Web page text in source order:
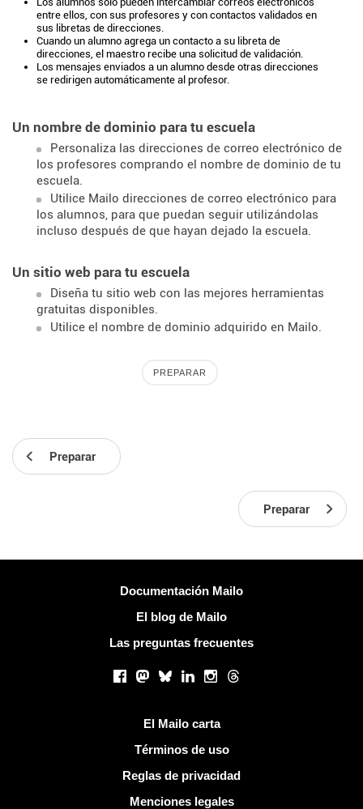
entre ellos, con sus profesores y con contactos validados en
sus libretas de direcciones.
Cuando un alumno agrega un contacto a su libreta de
direcciones, el maestro recibe una solicitud de validación.
Los mensajes enviados a un alumno desde otras direcciones
se redirigen automáticamente al profesor.
Un nombre de dominio para tu escuela
Personaliza las direcciones de correo electrónico de
los profesores comprando el nombre de dominio de tu
escuela.
Utilice Mailo direcciones de correo electrónico para
los alumnos, para que puedan seguir utilizándolas
incluso después de que hayan dejado la escuela.
Un sitio web para tu escuela
Diseña tu sitio web con las mejores herramientas
gratuitas disponibles.
Utilice el nombre de dominio adquirido en Mailo.
PREPARAR
Preparar
Preparar
Documentación Mailo
El blog de Mailo
Las preguntas frecuentes
Facebook
Mastodon
BlueskyLinkedInInstagram
Threads
El Mailo carta
Términos de uso
Reglas de privacidad
Menciones legales